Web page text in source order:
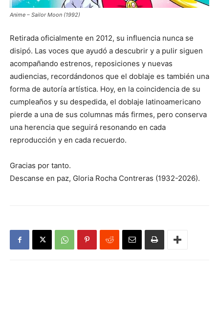
Anime – Sailor Moon (1992)
Retirada oficialmente en 2012, su influencia nunca se
disipó. Las voces que ayudó a descubrir y a pulir siguen
acompañando estrenos, reposiciones y nuevas
audiencias, recordándonos que el doblaje es también una
forma de autoría artística. Hoy, en la coincidencia de su
cumpleaños y su despedida, el doblaje latinoamericano
pierde a una de sus columnas más firmes, pero conserva
una herencia que seguirá resonando en cada
reproducción y en cada recuerdo.
Gracias por tanto.
Descanse en paz, Gloria Rocha Contreras (1932-2026).